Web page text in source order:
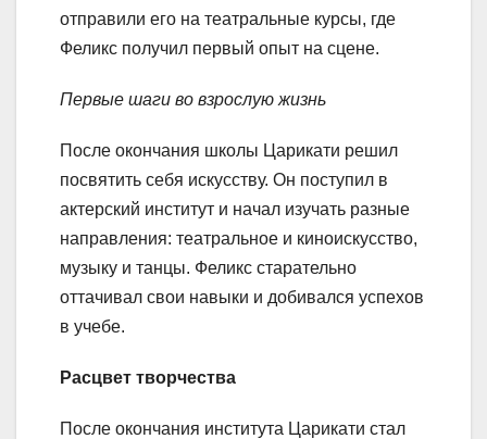
отправили его на театральные курсы, где
Феликс получил первый опыт на сцене.
Первые шаги во взрослую жизнь
После окончания школы Царикати решил
посвятить себя искусству. Он поступил в
актерский институт и начал изучать разные
направления: театральное и киноискусство,
музыку и танцы. Феликс старательно
оттачивал свои навыки и добивался успехов
в учебе.
Расцвет творчества
После окончания института Царикати стал